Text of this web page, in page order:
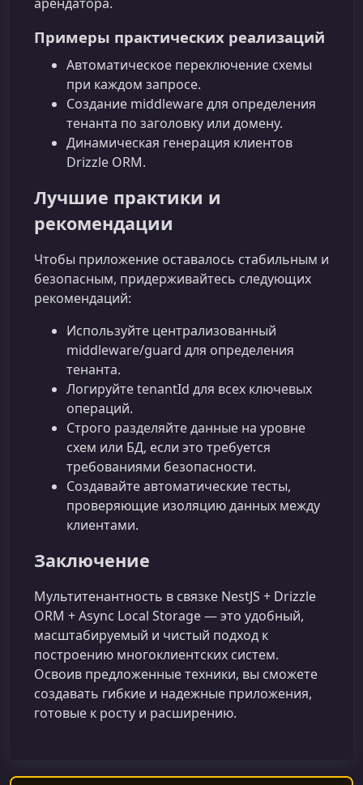
Примеры практических реализаций
Автоматическое переключение схемы
при каждом запросе.
Создание middleware для определения
тенанта по заголовку или домену.
Динамическая генерация клиентов
Drizzle ORM.
Лучшие практики и
рекомендации
Чтобы приложение оставалось стабильным и
безопасным, придерживайтесь следующих
рекомендаций:
Используйте централизованный
middleware/guard для определения
тенанта.
Логируйте tenantId для всех ключевых
операций.
Строго разделяйте данные на уровне
схем или БД, если это требуется
требованиями безопасности.
Создавайте автоматические тесты,
проверяющие изоляцию данных между
клиентами.
Заключение
Мультитенантность в связке NestJS + Drizzle
ORM + Async Local Storage — это удобный,
масштабируемый и чистый подход к
построению многоклиентских систем.
Освоив предложенные техники, вы сможете
создавать гибкие и надежные приложения,
готовые к росту и расширению.